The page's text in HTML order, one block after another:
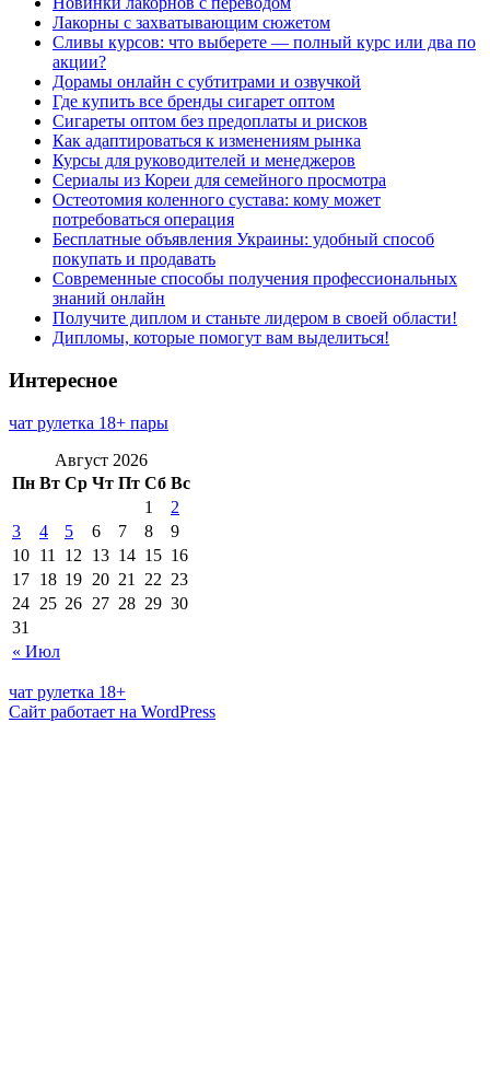
Лакорны с захватывающим сюжетом
Сливы курсов: что выберете — полный курс или два по
акции?
Дорамы онлайн с субтитрами и озвучкой
Где купить все бренды сигарет оптом
Сигареты оптом без предоплаты и рисков
Как адаптироваться к изменениям рынка
Курсы для руководителей и менеджеров
Сериалы из Кореи для семейного просмотра
Остеотомия коленного сустава: кому может
потребоваться операция
Бесплатные объявления Украины: удобный способ
покупать и продавать
Современные способы получения профессиональных
знаний онлайн
Получите диплом и станьте лидером в своей области!
Дипломы, которые помогут вам выделиться!
Интересное
чат рулетка 18+ пары
Август 2026
Пн Вт Ср Чт Пт Сб Вс
« Июл
1
2
3
4 5 6 7 8
9
10 11 12 13 14 15 16
17 18 19 20 21 22 23
24 25 26 27 28 29 30
31
чат рулетка 18+
Сайт работает на WordPress